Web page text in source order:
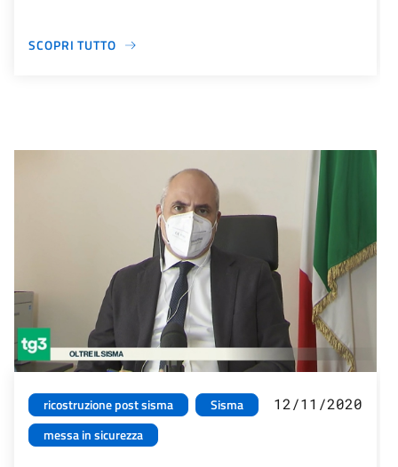
SCOPRI TUTTO
ricostruzione post sisma
Sisma
messa in sicurezza
12/11/2020